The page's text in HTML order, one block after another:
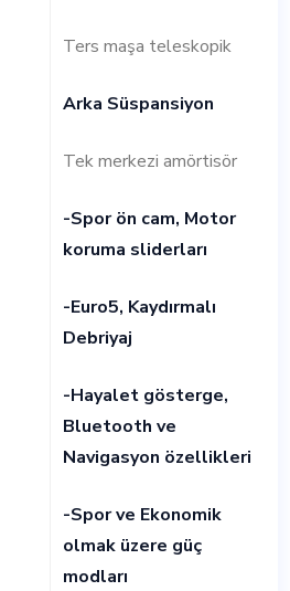
Ters maşa teleskopik
Arka Süspansiyon
Tek merkezi amörtisör
-Spor ön cam, Motor
koruma sliderları
-Euro5, Kaydırmalı
Debriyaj
-Hayalet gösterge,
Bluetooth ve
Navigasyon özellikleri
-Spor ve Ekonomik
olmak üzere güç
modları